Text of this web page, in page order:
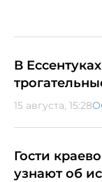
В
15 августа, 15:28
Гости
узнают об